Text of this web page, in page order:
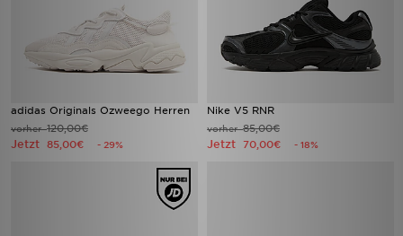
adidas Originals Ozweego Herren
vorher120,00€
Jetzt 85,00€ - 29%
Nike V5 RNR
vorher85,00€
Jetzt 70,00€ - 18%